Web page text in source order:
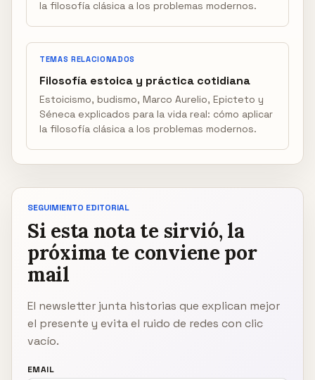
la filosofía clásica a los problemas modernos.
TEMAS RELACIONADOS
Filosofía estoica y práctica cotidiana
Estoicismo, budismo, Marco Aurelio, Epicteto y
Séneca explicados para la vida real: cómo aplicar
la filosofía clásica a los problemas modernos.
SEGUIMIENTO EDITORIAL
Si esta nota te sirvió, la
próxima te conviene por
mail
El newsletter junta historias que explican mejor
el presente y evita el ruido de redes con clic
vacío.
EMAIL